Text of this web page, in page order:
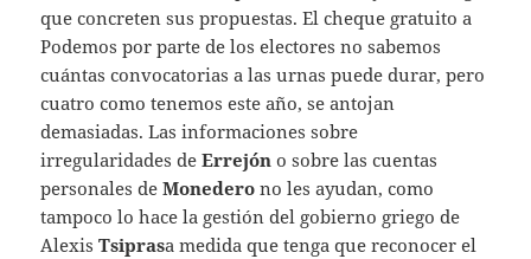
que concreten sus propuestas. El cheque gratuito a
Podemos por parte de los electores no sabemos
cuántas convocatorias a las urnas puede durar, pero
cuatro como tenemos este año, se antojan
demasiadas. Las informaciones sobre
irregularidades deErrejón o sobre las cuentas
personales deMonedero no les ayudan, como
tampoco lo hace la gestión del gobierno griego de
Alexis Tsiprasa medida que tenga que reconocer el